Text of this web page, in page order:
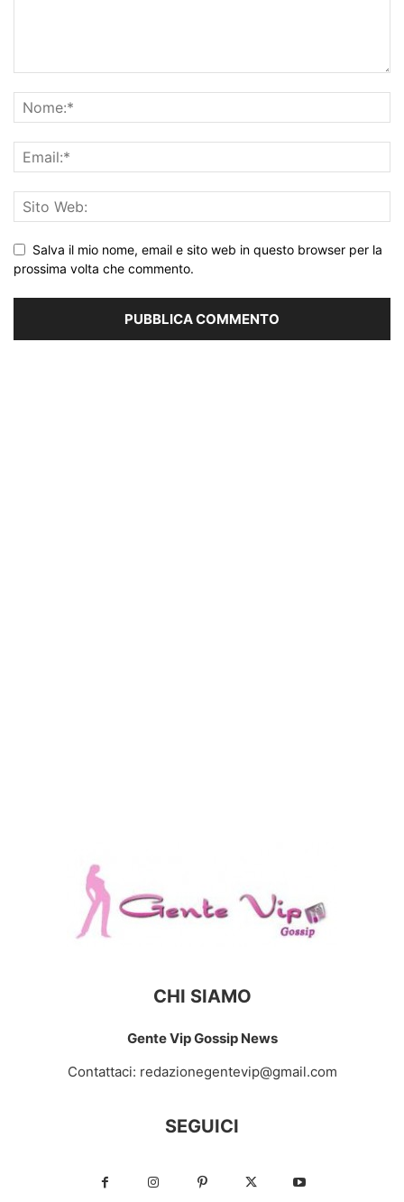
Salva il mio nome, email e sito web in questo browser per la
prossima volta che commento.
CHI SIAMO
Gente Vip Gossip News
Contattaci: redazionegentevip@gmail.com
SEGUICI